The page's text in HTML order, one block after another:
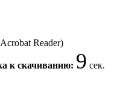
Reader)
к скачиванию: 9 сек.